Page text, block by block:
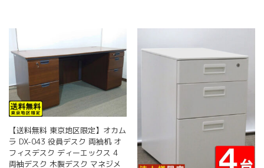
【送料無料 東京地区限定】オカム
ラ DX-043 役員デスク 両袖机 オ
フィスデスク ディーエックス 4
両袖デスク 木製デスク マネジメ